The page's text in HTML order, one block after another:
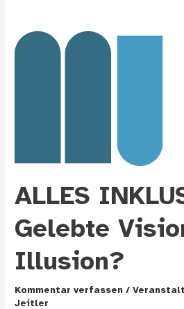
ALLES
Gelebte
Illusion?
Kommentar verfassen /
Jeitler